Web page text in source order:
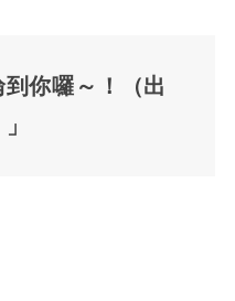
到你囉～！（出